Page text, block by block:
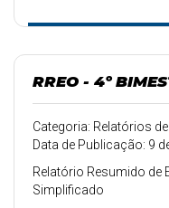
RREO - 4º
Categoria: Relatórios
Data de Publicação: 9
Relatório Resumido de
Simplificado